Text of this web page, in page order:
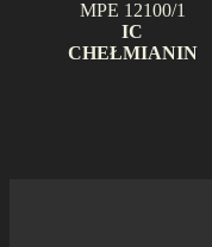
MPE 12100/1
IC
CHEŁMIANIN